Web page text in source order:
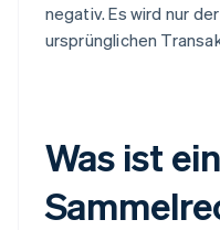
negativ. Es wird nur
ursprünglichen
Was ist